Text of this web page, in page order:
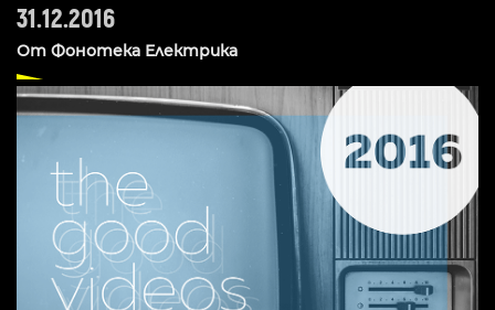
31.12.2016
От Фонотека Електрика